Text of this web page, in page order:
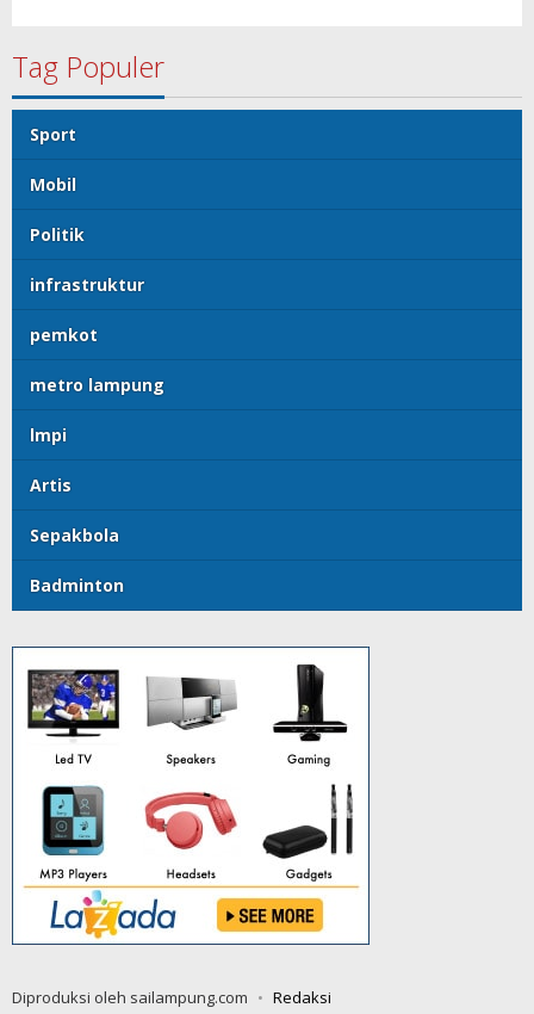
Tag Populer
Sport
Mobil
Politik
infrastruktur
pemkot
metro lampung
lmpi
Artis
Sepakbola
Badminton
Diproduksi oleh sailampung.com Redaksi